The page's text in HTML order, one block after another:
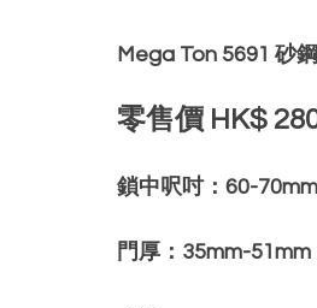
Mega Ton 5691 砂
零售價 HK$
鎖中呎吋：60-70mm
門厚：35mm-51mm